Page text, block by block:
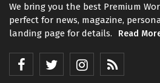
We bring you the best Premium
perfect for news, magazine,
landing page for details.
Read